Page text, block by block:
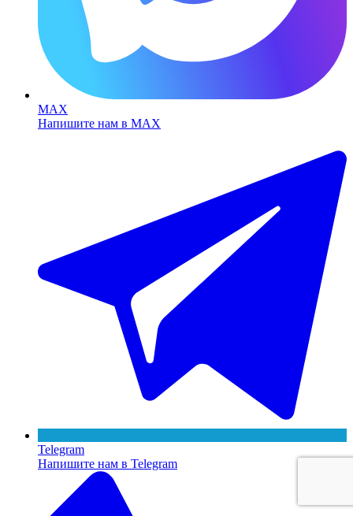
MAX
Напишите нам в MAX
Telegram
Напишите нам в Telegram